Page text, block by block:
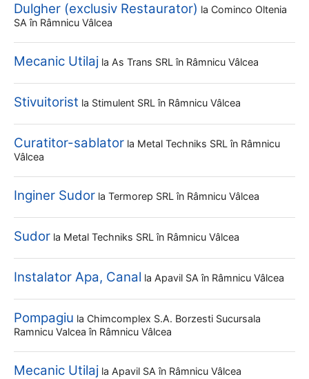
Dulgher (exclusiv Restaurator) la Cominco Oltenia
SA în Râmnicu Vâlcea
Mecanic Utilaj la As Trans SRL în Râmnicu Vâlcea
Stivuitorist la Stimulent SRL în Râmnicu Vâlcea
Curatitor-sablator la Metal Techniks SRL în Râmnicu
Vâlcea
Inginer Sudor la Termorep SRL în Râmnicu Vâlcea
Sudor la Metal Techniks SRL în Râmnicu Vâlcea
Instalator Apa, Canal la Apavil SA în Râmnicu Vâlcea
Pompagiu la Chimcomplex S.a. Borzesti Sucursala
Ramnicu Valcea în Râmnicu Vâlcea
Mecanic Utilaj la Apavil SA în Râmnicu Vâlcea